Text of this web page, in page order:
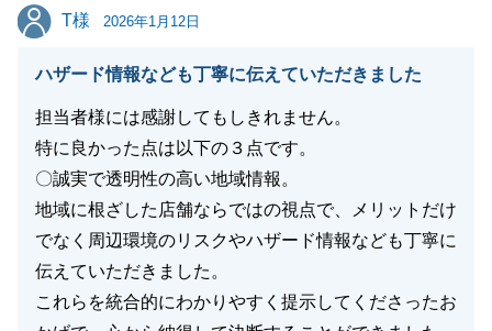
T様
T様 2026年1月12日
ハザード情報なども丁寧に伝えていただきました
担当者様には感謝してもしきれません。
特に良かった点は以下の３点です。
〇誠実で透明性の高い地域情報。
地域に根ざした店舗ならではの視点で、メリットだけ
でなく周辺環境のリスクやハザード情報なども丁寧に
伝えていただきました。
これらを統合的にわかりやすく提示してくださったお